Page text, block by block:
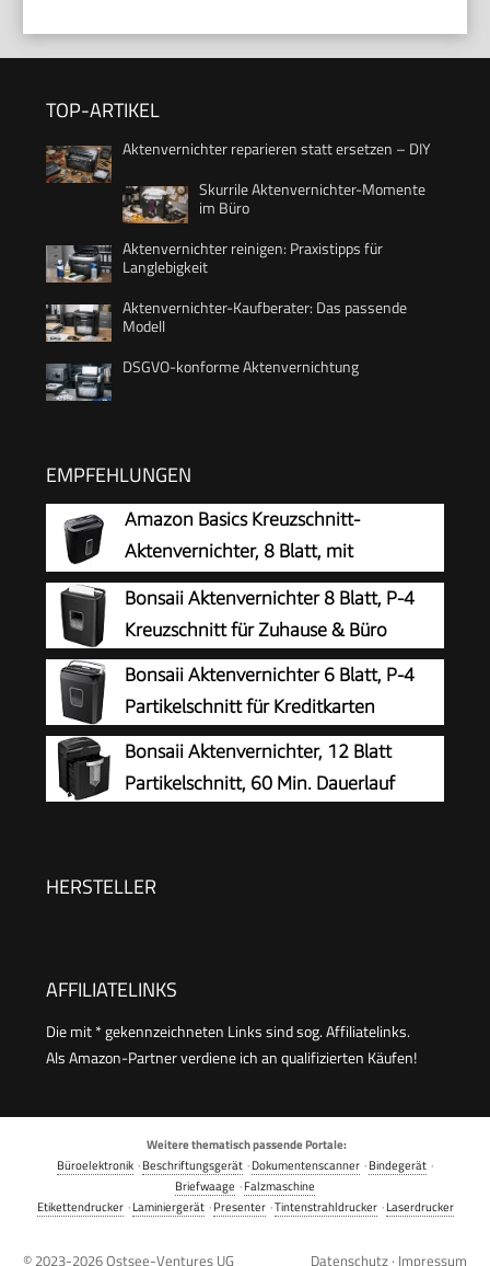
TOP-ARTIKEL
Aktenvernichter reparieren statt ersetzen – DIY
Skurrile Aktenvernichter-Momente
im Büro
Aktenvernichter reinigen: Praxistipps für
Langlebigkeit
Aktenvernichter-Kaufberater: Das passende
Modell
DSGVO-konforme Aktenvernichtung
EMPFEHLUNGEN
Amazon Basics Kreuzschnitt-
Aktenvernichter, 8 Blatt, mit
Transparentem Sichtfenster, für
Dokumente und Kreditkarten, 14l
Auffangbehälter, Schwarz
Bonsaii Aktenvernichter 8 Blatt, P-4
Kreuzschnitt für Zuhause & Büro
Bonsaii Aktenvernichter 6 Blatt, P-4
Partikelschnitt für Kreditkarten
Bonsaii Aktenvernichter, 12 Blatt
Partikelschnitt, 60 Min. Dauerlauf
HERSTELLER
AFFILIATELINKS
Die mit * gekennzeichneten Links sind sog. Affiliatelinks.
Als Amazon-Partner verdiene ich an qualifizierten Käufen!
Weitere thematisch passende Portale:
Büroelektronik ·Beschriftungsgerät ·Dokumentenscanner ·Bindegerät ·
Briefwaage ·Falzmaschine
Etikettendrucker·Laminiergerät·Presenter·Tintenstrahldrucker·Laserdrucker
© 2023-2026Ostsee-Ventures UG Datenschutz · Impressum